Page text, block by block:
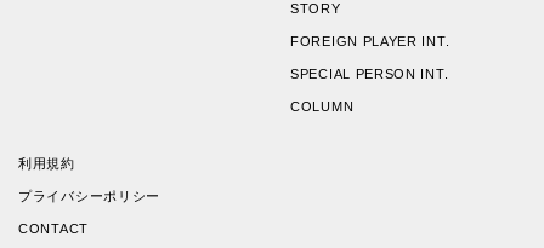
STORY
FOREIGN PLAYER INT.
SPECIAL PERSON INT.
COLUMN
利用規約
プライバシーポリシー
CONTACT